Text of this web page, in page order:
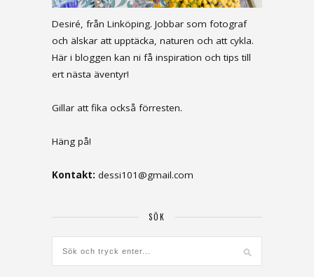
Desiré, från Linköping. Jobbar som fotograf
och älskar att upptäcka, naturen och att cykla.
Här i bloggen kan ni få inspiration och tips till
ert nästa äventyr!
Gillar att fika också förresten.
Häng på!
Kontakt: dessi101@gmail.com
SÖK